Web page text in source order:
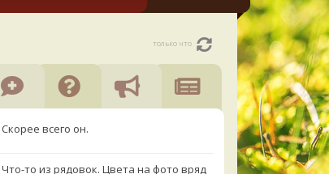
только что
Скорее всего он.
Что-то из рядовок. Цвета на фото вряд